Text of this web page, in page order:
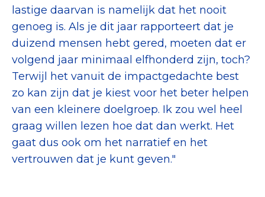
lastige daarvan is namelijk dat het nooit
genoeg is. Als je dit jaar rapporteert dat je
duizend mensen hebt gered, moeten dat er
volgend jaar minimaal elfhonderd zijn, toch?
Terwijl het vanuit de impactgedachte best
zo kan zijn dat je kiest voor het beter helpen
van een kleinere doelgroep. Ik zou wel heel
graag willen lezen hoe dat dan werkt. Het
gaat dus ook om het narratief en het
vertrouwen dat je kunt geven."